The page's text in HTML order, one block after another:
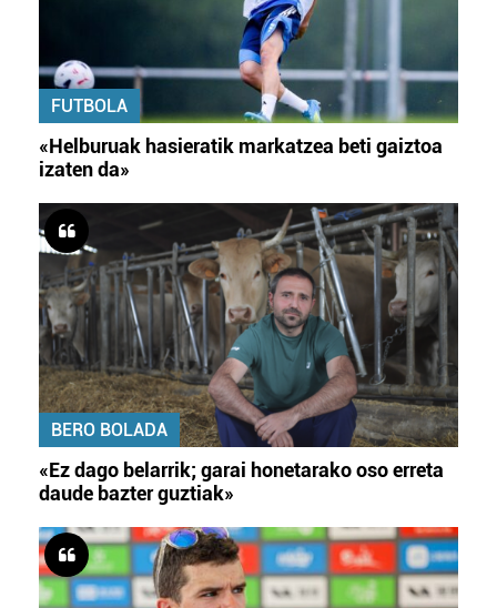
FUTBOLA
«Helburuak hasieratik markatzea beti gaiztoa
izaten da»
BERO BOLADA
«Ez dago belarrik; garai honetarako oso erreta
daude bazter guztiak»